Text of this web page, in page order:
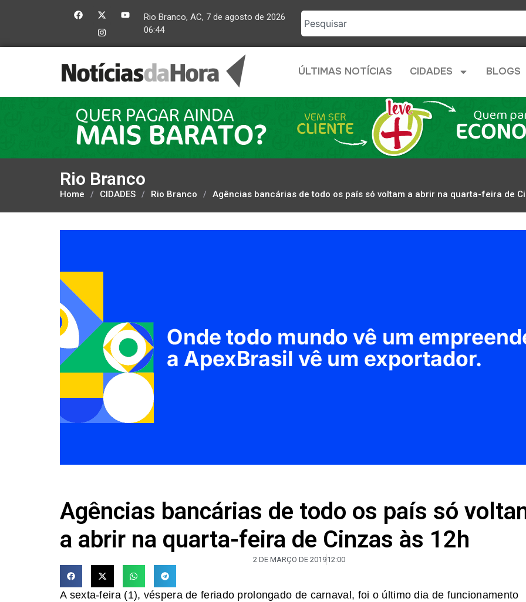
Rio Branco, AC, 7 de agosto de 2026
06:44
ÚLTIMAS NOTÍCIAS CIDADES BLOGS
Rio Branco
Home / CIDADES / Rio Branco / Agências bancárias de todo os país só voltam a abrir na quarta-feira de
Agências bancárias de todo os país só
a abrir na quarta-feira de Cinzas às 12h
2 DE MARÇO DE 201912:00
A sexta-feira (1), véspera de feriado prolongado de carnaval, foi o último dia de funcionamento